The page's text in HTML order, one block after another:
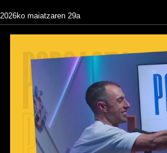
2026ko maiatzaren 29a